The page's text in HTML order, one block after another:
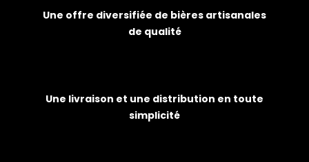
Une offre diversifiée de bières artisanales
de qualité
Une livraison et une distribution en toute
simplicité